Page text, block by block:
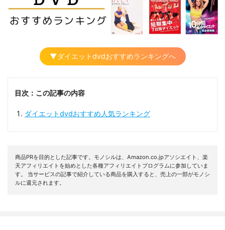
▼ダイエットdvdおすすめランキングへ
目次：この記事の内容
ダイエットdvdおすすめ人気ランキング
商品PRを目的とした記事です。モノシルは、Amazon.co.jpアソシエイト、楽
天アフィリエイトを始めとした各種アフィリエイトプログラムに参加していま
す。 当サービスの記事で紹介している商品を購入すると、売上の一部がモノシ
ルに還元されます。